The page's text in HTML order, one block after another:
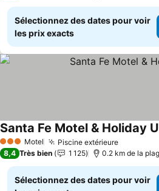
Sélectionnez des dates pour voir
les prix exacts
3 ÉtoilesMotel Piscine extérieure
Santa Fe Motel & Holiday
8,4 Très bien 1 125 0.2 km de la
Sélectionnez des dates pour voir